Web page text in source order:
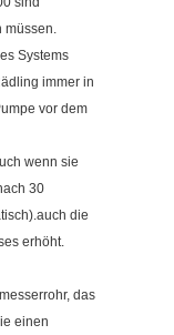
müssen.
Systems
immer in
vor dem
wenn sie
30
die
erhöht.
das
einen